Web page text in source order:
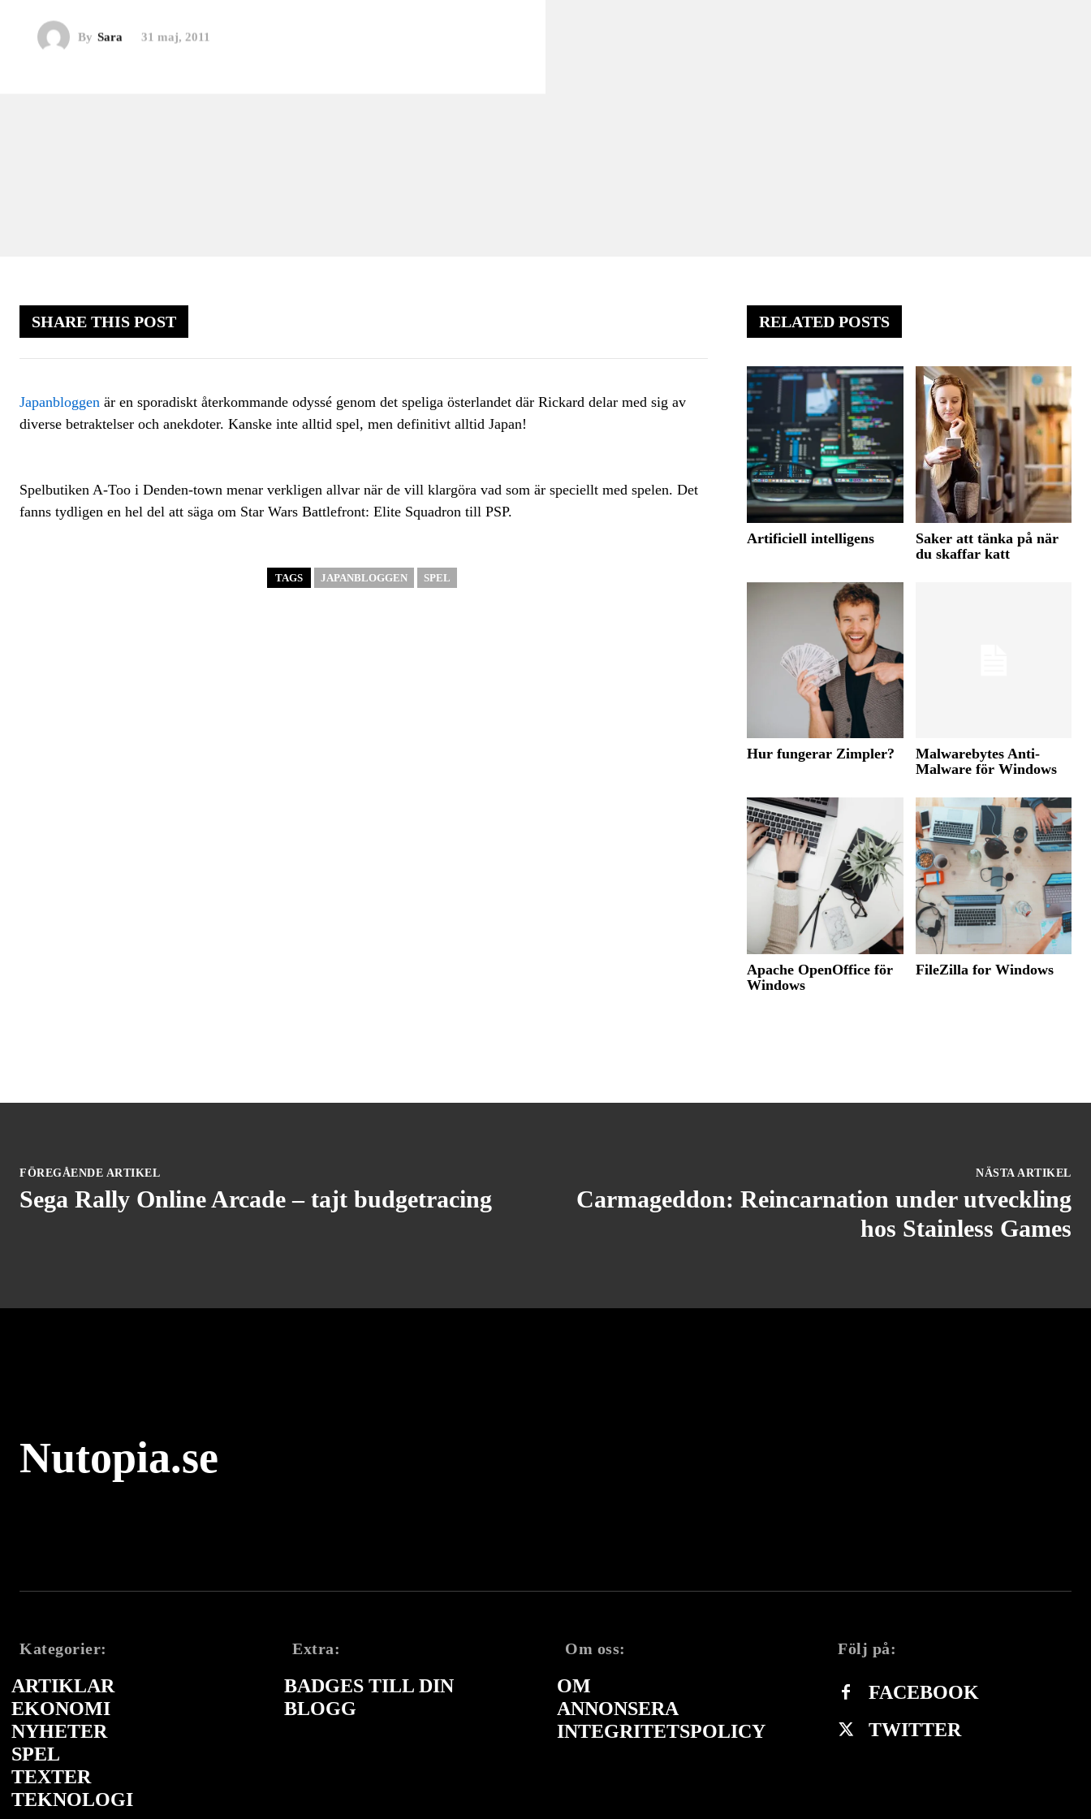
By Sara 31 maj, 2011
SHARE THIS POST
Japanbloggen är en sporadiskt återkommande odyssé genom det speliga österlandet där Rickard delar med sig av
diverse betraktelser och anekdoter. Kanske inte alltid spel, men definitivt alltid Japan!
Spelbutiken A-Too i Denden-town menar verkligen allvar när de vill klargöra vad som är speciellt med spelen. Det
fanns tydligen en hel del att säga om Star Wars Battlefront: Elite Squadron till PSP.
TAGS JAPANBLOGGEN SPEL
RELATED POSTS
Artificiell intelligens
Saker att tänka på när
du skaffar katt
Hur fungerar Zimpler?
Malwarebytes Anti-
Malware för Windows
Apache OpenOffice för
Windows
FileZilla for Windows
FÖREGÅENDE ARTIKEL
Sega Rally Online Arcade – tajt budgetracing
NÄSTA ARTIKEL
Carmageddon: Reincarnation under utveckling
hos Stainless Games
Nutopia.se
Kategorier:
ARTIKLAR
EKONOMI
NYHETER
SPEL
TEXTER
TEKNOLOGI
Extra:
BADGES TILL DIN
BLOGG
Om oss:
OM
ANNONSERA
INTEGRITETSPOLICY
Följ på:
FACEBOOK
TWITTER